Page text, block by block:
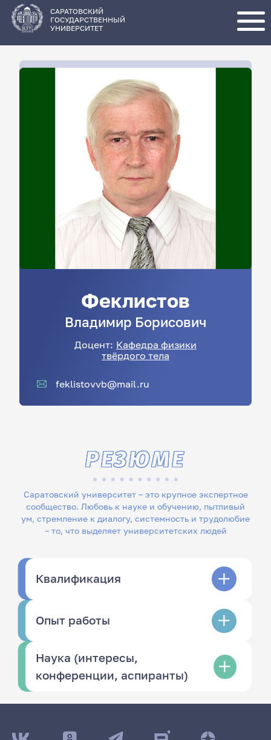
основному
содержанию
САРАТОВСКИЙ
ГОСУДАРСТВЕННЫЙ
УНИВЕРСИТЕТ
Феклистов
Владимир Борисович
Доцент: Кафедра физики
твёрдого тела
feklistovvb@mail.ru
Саратовский университет – это крупное экспертное
сообщество. Любовь к науке и обучению, пытливый
ум, стремление к диалогу, системность и трудолюбие
– то, что выделяет университетских людей
РЕЗЮМЕ
Квалификация
Опыт работы
Наука (интересы,
конференции, аспиранты)